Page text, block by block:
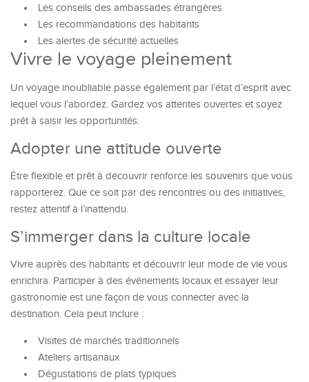
Les conseils des ambassades étrangères
Les recommandations des habitants
Les alertes de sécurité actuelles
Vivre le voyage pleinement
Un voyage inoubliable passe également par l’état d’esprit avec
lequel vous l’abordez. Gardez vos attentes ouvertes et soyez
prêt à saisir les opportunités.
Adopter une attitude ouverte
Être flexible et prêt à découvrir renforce les souvenirs que vous
rapporterez. Que ce soit par des rencontres ou des initiatives,
restez attentif à l’inattendu.
S’immerger dans la culture locale
Vivre auprès des habitants et découvrir leur mode de vie vous
enrichira. Participer à des événements locaux et essayer leur
gastronomie est une façon de vous connecter avec la
destination. Cela peut inclure :
Visites de marchés traditionnels
Ateliers artisanaux
Dégustations de plats typiques